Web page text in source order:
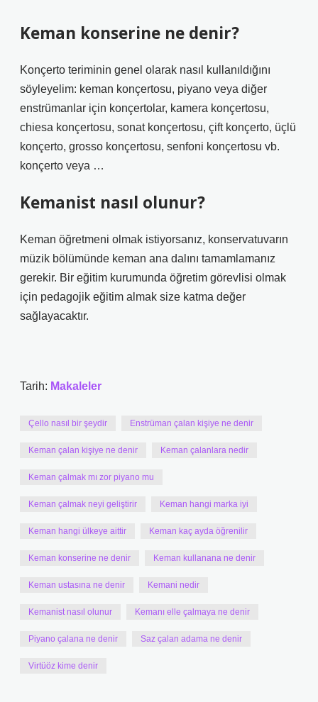
Keman konserine ne denir?
Konçerto teriminin genel olarak nasıl kullanıldığını
söyleyelim: keman konçertosu, piyano veya diğer
enstrümanlar için konçertolar, kamera konçertosu,
chiesa konçertosu, sonat konçertosu, çift konçerto, üçlü
konçerto, grosso konçertosu, senfoni konçertosu vb.
konçerto veya …
Kemanist nasıl olunur?
Keman öğretmeni olmak istiyorsanız, konservatuvarın
müzik bölümünde keman ana dalını tamamlamanız
gerekir. Bir eğitim kurumunda öğretim görevlisi olmak
için pedagojik eğitim almak size katma değer
sağlayacaktır.
Tarih: Makaleler
Çello nasıl bir şeydir Enstrüman çalan kişiye ne denir
Keman çalan kişiye ne denir Keman çalanlara nedir
Keman çalmak mı zor piyano mu
Keman çalmak neyi geliştirir Keman hangi marka iyi
Keman hangi ülkeye aittir Keman kaç ayda öğrenilir
Keman konserine ne denir Keman kullanana ne denir
Keman ustasına ne denir Kemani nedir
Kemanist nasıl olunur Kemanı elle çalmaya ne denir
Piyano çalana ne denir Saz çalan adama ne denir
Virtüöz kime denir